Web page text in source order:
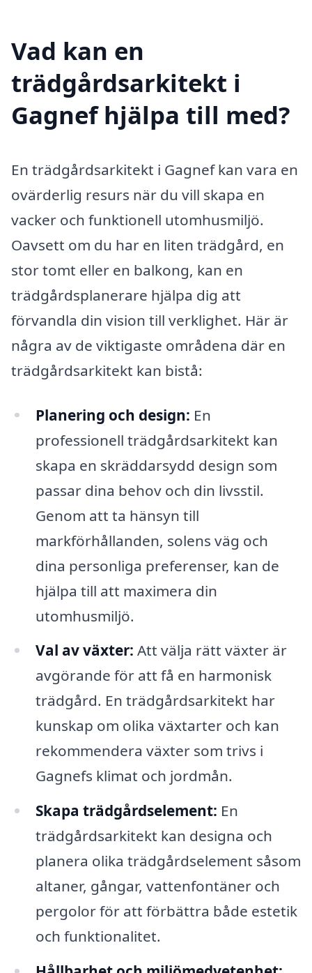
Vad kan en
trädgårdsarkitekt i
Gagnef hjälpa till med?
En trädgårdsarkitekt i Gagnef kan vara en
ovärderlig resurs när du vill skapa en
vacker och funktionell utomhusmiljö.
Oavsett om du har en liten trädgård, en
stor tomt eller en balkong, kan en
trädgårdsplanerare hjälpa dig att
förvandla din vision till verklighet. Här är
några av de viktigaste områdena där en
trädgårdsarkitekt kan bistå:
Planering och design: En
professionell trädgårdsarkitekt kan
skapa en skräddarsydd design som
passar dina behov och din livsstil.
Genom att ta hänsyn till
markförhållanden, solens väg och
dina personliga preferenser, kan de
hjälpa till att maximera din
utomhusmiljö.
Val av växter: Att välja rätt växter är
avgörande för att få en harmonisk
trädgård. En trädgårdsarkitekt har
kunskap om olika växtarter och kan
rekommendera växter som trivs i
Gagnefs klimat och jordmån.
Skapa trädgårdselement: En
trädgårdsarkitekt kan designa och
planera olika trädgårdselement såsom
altaner, gångar, vattenfontäner och
pergolor för att förbättra både estetik
och funktionalitet.